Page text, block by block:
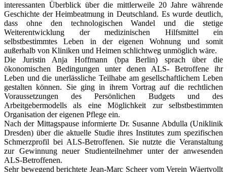
interessanten Überblick über die mittlerweile 20 Jahre währende
Geschichte der Heimbeatmung in Deutschland. Es wurde deutlich,
dass ohne den technologischen Wandel und die stetige
Weiterentwicklung der medizinischen Hilfsmittel ein
selbstbestimmtes Leben in der eigenen Wohnung und somit
außerhalb von Kliniken und Heimen schlichtweg unmöglich wäre.
Die Juristin Anja Hoffmann (bpa Berlin) sprach über die
ökonomischen Bedingungen unter denen ALS- Betroffene ihr
Leben und die unerlässliche Teilhabe am gesellschaftlichem Leben
gestalten können. Sie ging in ihrem Vortrag auf die rechtlichen
Voraussetzungen des Persönlichen Budgets und des
Arbeitgebermodells als eine Möglichkeit zur selbstbestimmten
Organisation der eigenen Pflege ein.
Nach der Mittagspause informierte Dr. Susanne Abdulla (Uniklinik
Dresden) über die aktuelle Studie ihres Institutes zum spezifischen
Schmerzprofil bei ALS-Betroffenen. Sie nutzte die Veranstaltung
zur Gewinnung neuer Studienteilnehmer unter der anwesenden
ALS-Betroffenen.
Sehr bewegend berichtete Jean-Marc Scheer vom Verein Wäertvollt